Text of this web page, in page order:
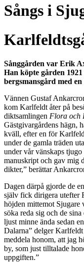
Sångs i
Sånggården var Erik
Han köpte gården
bergsmansgård med
Vännen Gustaf
kom Karlfeldt åter på
diktsamlingen Flora och
Gästgivargårdens hägn,
kväll, efter en för
under de gamla träden
under vår vänskaps
manuskript och gav mig
dikter,” berättar
Dagen därpå gjorde de
själv fick dirigera utefter
höjden mittemot Sjugare
söka reda sig och de
ljust minne ända sedan
Dalarna” delger
meddela honom, att jag
by, som just tilltalade
uppgiften.”